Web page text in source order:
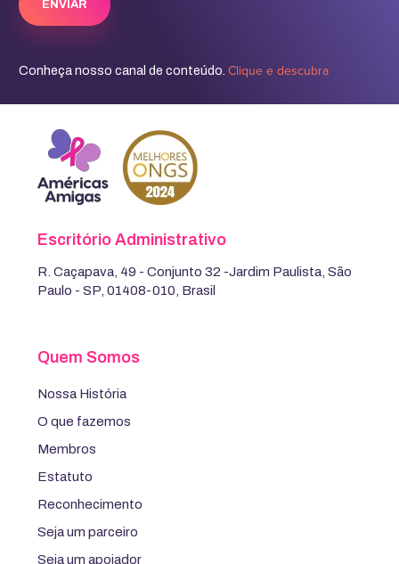
Conheça nosso canal de conteúdo. Clique e descubra
Escritório Administrativo
R. Caçapava, 49 - Conjunto 32 -Jardim Paulista, São
Paulo - SP, 01408-010, Brasil
Quem Somos
Nossa História
O que fazemos
Membros
Estatuto
Reconhecimento
Seja um parceiro
Seja um apoiador